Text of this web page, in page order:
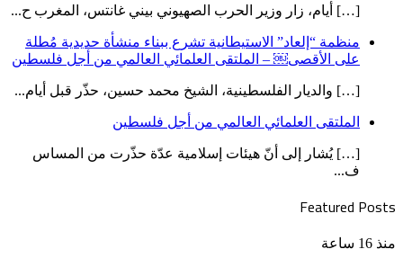
[…] أيام، زار وزير الحرب الصهيوني بيني غانتس، المغرب ح...
منظمة “إلعاد” الاستيطانية تشرع ببناء منشأة حديدية مُطلة
على الأقصى￼ – الملتقى العلمائي العالمي من أجل فلسطين
[…] والديار الفلسطينية، الشيخ محمد حسين، حذّر قبل أيام...
الملتقى العلمائي العالمي من أجل فلسطين
[…] يُشار إلى أنّ هيئات إسلامية عدّة حذّرت من المساس
ف...
Featured Posts
العدد
منذ 16 ساعة